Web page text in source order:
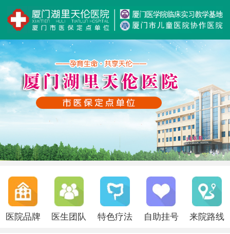
医院品牌 医生团队 特色疗法 自助挂号 来院路线